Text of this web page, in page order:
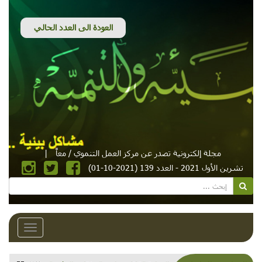
مجلة إلكترونية تصدر عن مركز العمل التنموي / معاً
|
تشرين الأول 2021 - العدد 139 (2021-10-01)
Toggle